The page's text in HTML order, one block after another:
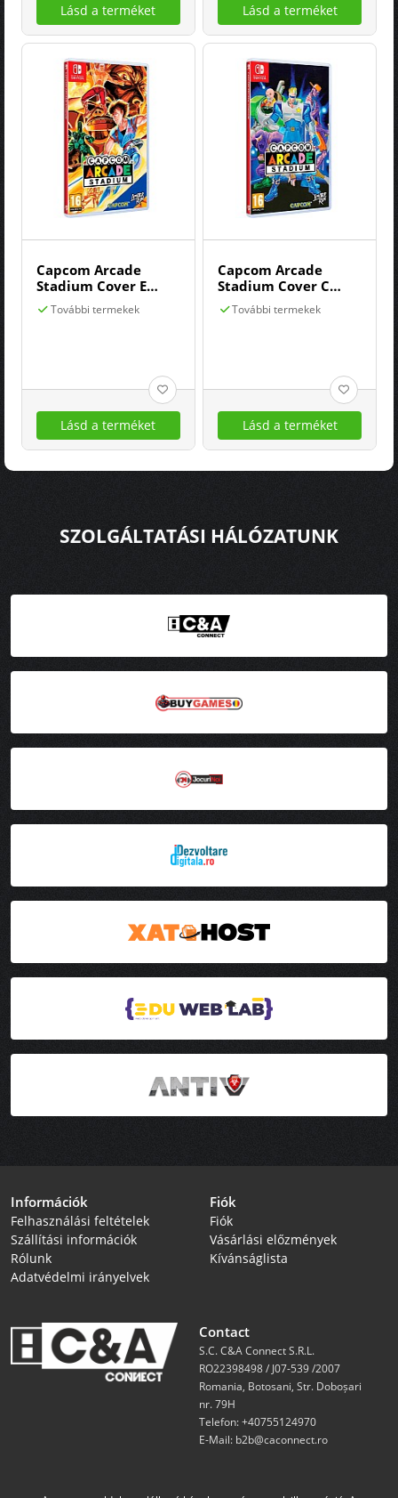
Lásd a terméket Lásd a terméket
Capcom Arcade
Stadium Cover E
Strider
További termekek
Lásd a terméket
Capcom Arcade
Stadium Cover C
(captain Commando)
További termekek
Lásd a terméket
SZOLGÁLTATÁSI HÁLÓZATUNK
Információk
Felhasználási feltételek
Szállítási információk
Rólunk
Adatvédelmi irányelvek
Fiók
Fiók
Vásárlási előzmények
Kívánságlista
Contact
S.C. C&A Connect S.R.L.
RO22398498 / J07-539 /2007
Romania, Botosani, Str. Doboșari
nr. 79H
Telefon:+40755124970
E-Mail: b2b@caconnect.ro